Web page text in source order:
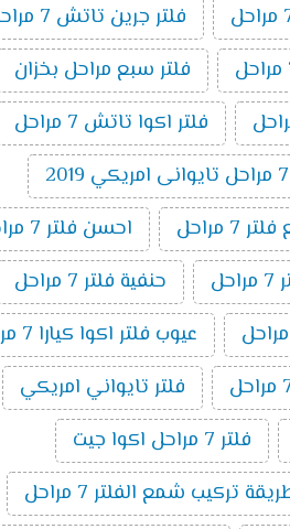
فلتر جرين تاتش 7 مراحل
فلتر سبع مراحل بخزان
فلتر اكوا تاتش 7 مراحل
مراحل
احسن فلتر 7 مراحل
حنفية فلتر 7 مراحل
عيوب فلتر اكوا كيارا 7 مراحل
فلتر تايواني امريكي
فلتر 7 مراحل اكوا جيت
تركيب شمع الفلتر 7 مراحل